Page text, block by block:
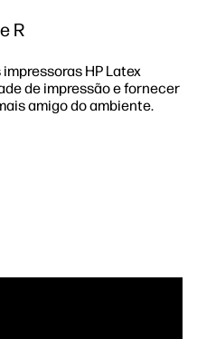
R
HP Latex
de impressão e fornecer
amigo do ambiente.